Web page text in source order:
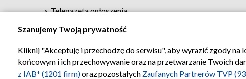
Telegazeta ogłoszenia
Regulamin TVP
Szanujemy Twoją prywatność
Kliknij "Akceptuję i przechodzę do serwisu", aby wyrazić zgody
końcowym i ich przechowywanie oraz na przetwarzanie Twoich
z IAB* (1201 firm)oraz pozostałych Zaufanych Partnerów TVP